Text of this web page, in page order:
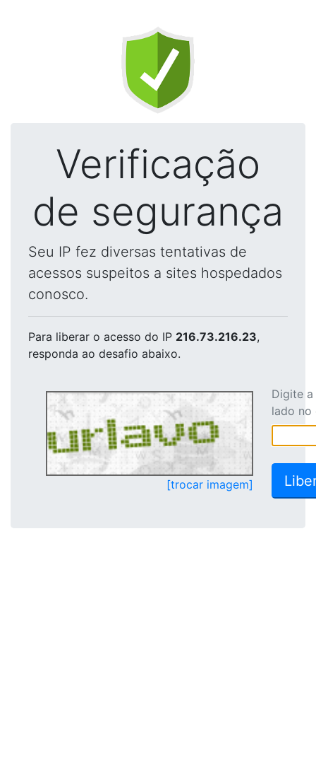
Verificação
de segurança
Seu IP fez diversas tentativas de
acessos suspeitos a sites hospedados
conosco.
Para liberar o acesso do IP 216.73.216.23,
responda ao desafio abaixo.
[trocar imagem]
Digite
lado no